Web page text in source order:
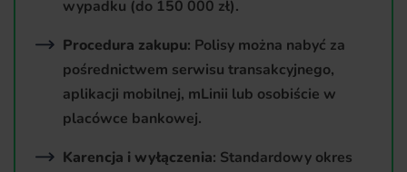
wypadku (do 150 000 zł).
Procedura zakupu: Polisy można nabyć za
pośrednictwem serwisu transakcyjnego,
aplikacji mobilnej, mLinii lub osobiście w
placówce bankowej.
Karencja i wyłączenia: Standardowy okres